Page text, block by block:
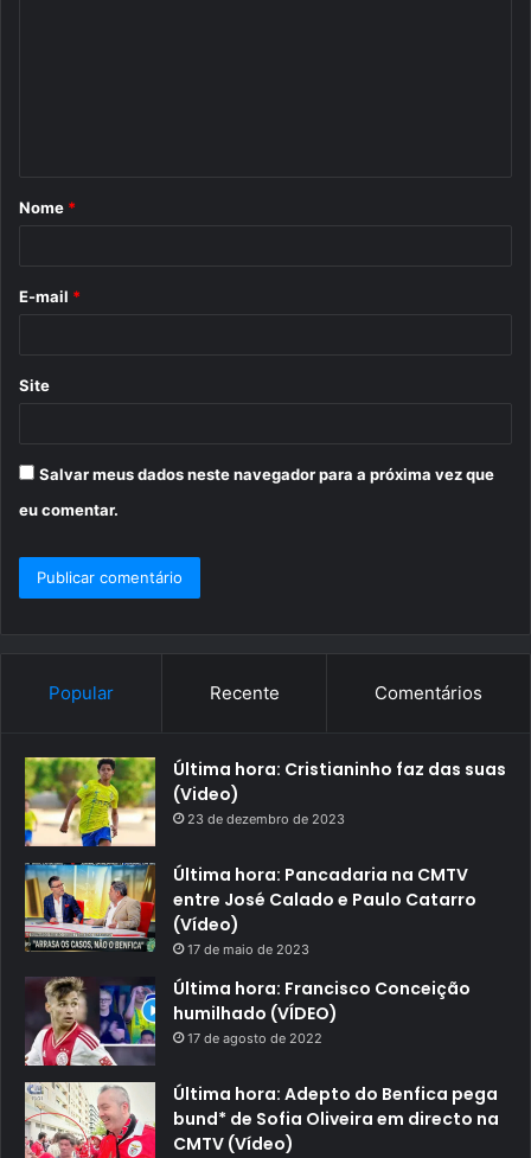
r
Nome *
E-mail *
Site
Salvar meus dados neste navegador para a próxima vez que
eu comentar.
Popular Recente Comentários
Última hora: Cristianinho faz das suas
(Video)
23 de dezembro de 2023
Última hora: Pancadaria na CMTV
entre José Calado e Paulo Catarro
(Vídeo)
17 de maio de 2023
Última hora: Francisco Conceição
humilhado (VÍDEO)
17 de agosto de 2022
Última hora: Adepto do Benfica pega
bund* de Sofia Oliveira em directo na
CMTV (Vídeo)